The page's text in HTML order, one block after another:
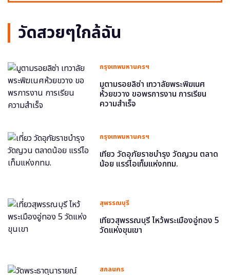
วัดสวยๆใกล้ฉัน
กรุงเทพมหานครฯ
มูตามรอยลิซ่า เทวาลัยพระพิฆเนศ
ห้วยขวาง ขอพรการงาน การเรียน
ความสำเร็จ
กรุงเทพมหานครฯ
เที่ยว วัดอุภัยราชบำรุง วัดญวน ตลาด
น้อย แรร์ไอเท็มแห่งกทม.
สุพรรณบุรี
เที่ยวสุพรรณบุรี ไหว้พระเมืองอู่ทอง 5
วัดแห่งขุนเขา
สกลนคร